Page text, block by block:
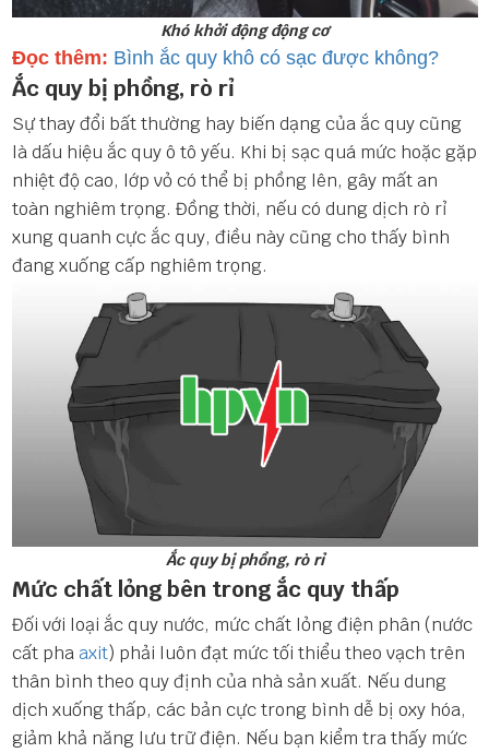
Khó khởi động động cơ
Đọc thêm: Bình ắc quy khô có sạc được không?
Ắc quy bị phồng, rò rỉ
Sự thay đổi bất thường hay biến dạng của ắc quy cũng
là dấu hiệu ắc quy ô tô yếu. Khi bị sạc quá mức hoặc gặp
nhiệt độ cao, lớp vỏ có thể bị phồng lên, gây mất an
toàn nghiêm trọng. Đồng thời, nếu có dung dịch rò rỉ
xung quanh cực ắc quy, điều này cũng cho thấy bình
đang xuống cấp nghiêm trọng.
Ắc quy bị phồng, rò rỉ
Mức chất lỏng bên trong ắc quy thấp
Đối với loại ắc quy nước, mức chất lỏng điện phân (nước
cất phaaxit) phải luôn đạt mức tối thiểu theo vạch trên
thân bình theo quy định của nhà sản xuất. Nếu dung
dịch xuống thấp, các bản cực trong bình dễ bị oxy hóa,
giảm khả năng lưu trữ điện. Nếu bạn kiểm tra thấy mức